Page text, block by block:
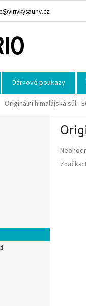
Dárkové poukazy
Originální himalájská sůl -
Značka: